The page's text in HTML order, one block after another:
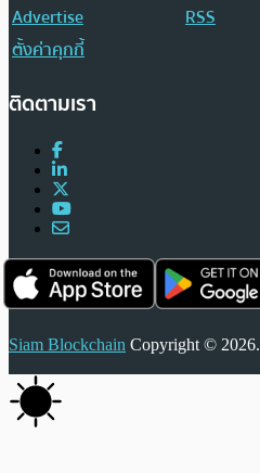
Advertise
RSS
ตั้งค่าคุกกี้
ติดตามเรา
Siam Blockchain Copyright © 2026.